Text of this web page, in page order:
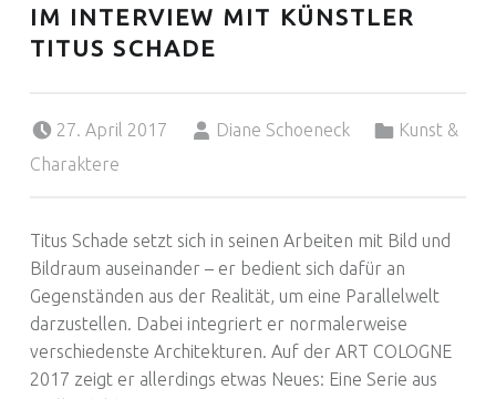
IM INTERVIEW MIT KÜNSTLER
TITUS SCHADE
27. April 2017
Diane Schoeneck
Kunst &
Charaktere
Titus Schade setzt sich in seinen Arbeiten mit Bild und
Bildraum auseinander – er bedient sich dafür an
Gegenständen aus der Realität, um eine Parallelwelt
darzustellen. Dabei integriert er normalerweise
verschiedenste Architekturen. Auf der ART COLOGNE
2017 zeigt er allerdings etwas Neues: Eine Serie aus